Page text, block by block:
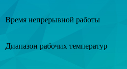
Время непрерывной работы
Диапазон рабочих температур